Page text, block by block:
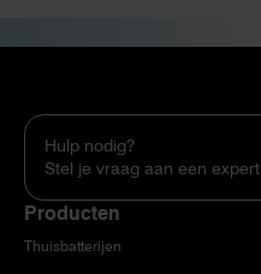
Hulp nodig?
Stel je vraag aan een expert
Producten
Thuisbatterijen